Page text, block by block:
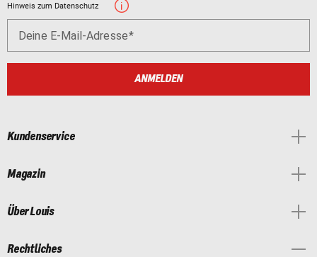
Hinweis zum Datenschutz
Deine E-Mail-Adresse
ANMELDEN
Kundenservice
Magazin
Über Louis
Rechtliches